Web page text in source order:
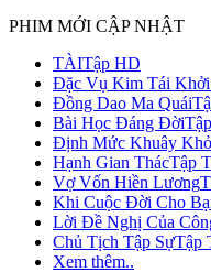
PHIM MỚI CẬP NHẬT
TÀITập HD
Đặc Vụ Kim Tái
Đồng Dao Ma Quái
Bài Học Đáng Đời
Định Mức Khuây
Hạnh Gian ThácTập
Vợ Vốn Hiền Lương
Khi Cuộc Đời Cho
Lời Đề Nghị Của
Chủ Tịch Tập SựTập
Xem thêm..